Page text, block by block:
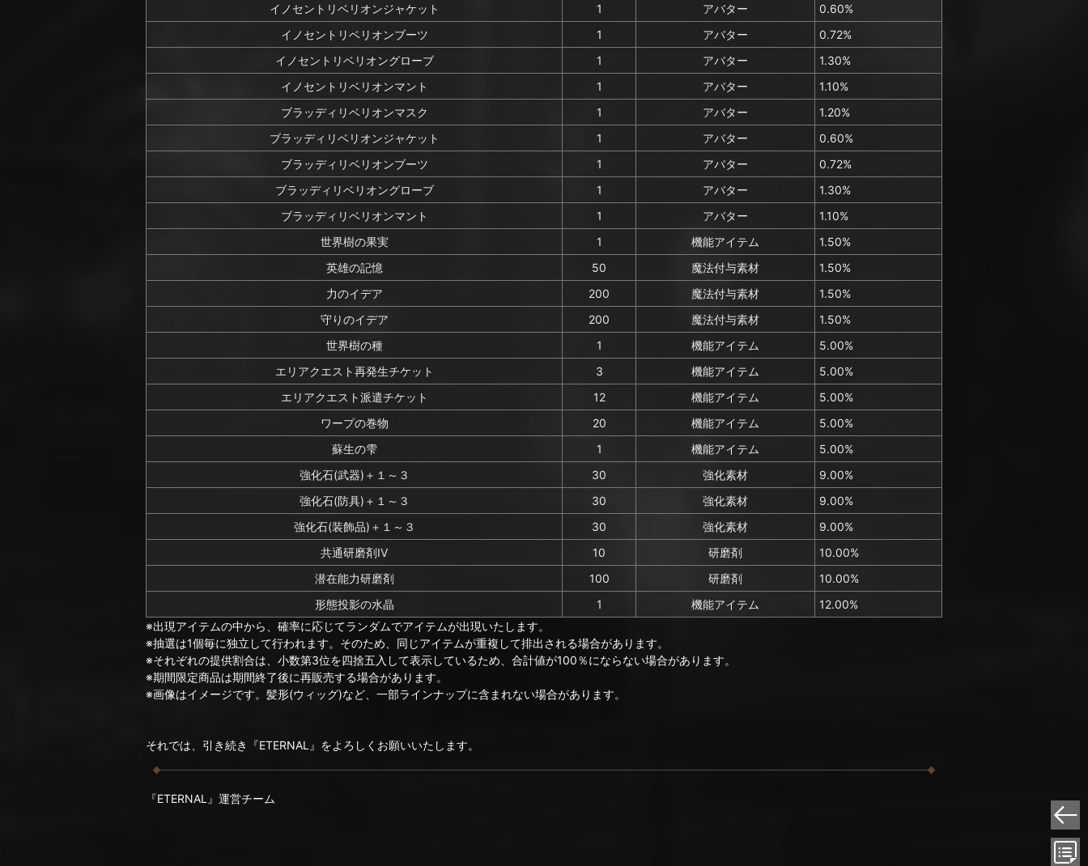
イノセントリベリオンジャケット
1 アバター
0.60%
イノセントリベリオンブーツ
1 アバター
0.72%
イノセントリベリオングローブ
1 アバター
1.30%
イノセントリベリオンマント
1 アバター
1.10%
ブラッディリベリオンマスク
1 アバター
1.20%
ブラッディリベリオンジャケット
1 アバター
0.60%
ブラッディリベリオンブーツ
1 アバター
0.72%
ブラッディリベリオングローブ
1 アバター
1.30%
ブラッディリベリオンマント
1 アバター
1.10%
世界樹の果実
1 機能アイテム
1.50%
英雄の記憶
50 魔法付与素材
1.50%
力のイデア
200 魔法付与素材
1.50%
守りのイデア
200 魔法付与素材
1.50%
世界樹の種
1 機能アイテム
5.00%
エリアクエスト再発生チケット
3 機能アイテム
5.00%
エリアクエスト派遣チケット
12 機能アイテム
5.00%
ワープの巻物
20 機能アイテム
5.00%
蘇生の雫
1 機能アイテム
5.00%
強化石(武器)＋１～３
30 強化素材
9.00%
強化石(防具)＋１～３
30 強化素材
9.00%
強化石(装飾品)＋１～３
30 強化素材
9.00%
共通研磨剤IV
10 研磨剤
10.00%
潜在能力研磨剤
100 研磨剤
10.00%
形態投影の水晶
1 機能アイテム
12.00%
※出現アイテムの中から、確率に応じてランダムでアイテムが出現いたします。
※抽選は1個毎に独立して行われます。そのため、同じアイテムが重複して排出される場合があります。
※それぞれの提供割合は、小数第3位を四捨五入して表示しているため、合計値が100％にならない場合があります。
※期間限定商品は期間終了後に再販売する場合があります。
※画像はイメージです。髪形(ウィッグ)など、一部ラインナップに含まれない場合があります。
それでは、引き続き『ETERNAL』をよろしくお願いいたします。
『ETERNAL』運営チーム